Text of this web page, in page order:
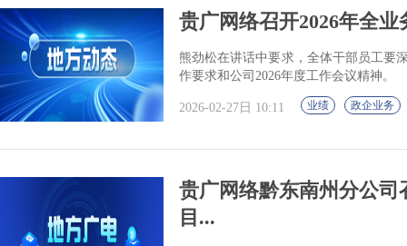
贵广网络召开2026年全
熊劲松在讲话中要求，全体干部员工要
作要求和公司2026年度工作会议精神。
2026-02-27日 10:11 业绩 政企业务
贵广网络黔东南州分公
目...